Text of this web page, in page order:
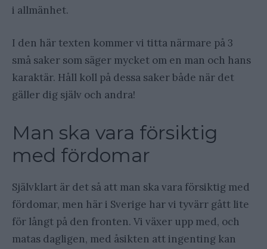
i allmänhet.
I den här texten kommer vi titta närmare på 3
små saker som säger mycket om en man och hans
karaktär. Håll koll på dessa saker både när det
gäller dig själv och andra!
Man ska vara försiktig
med fördomar
Självklart är det så att man ska vara försiktig med
fördomar, men här i Sverige har vi tyvärr gått lite
för långt på den fronten. Vi växer upp med, och
matas dagligen, med åsikten att ingenting kan